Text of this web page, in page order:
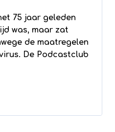
75 jaar geleden
was, maar zat
de maatregelen
De Podcastclub